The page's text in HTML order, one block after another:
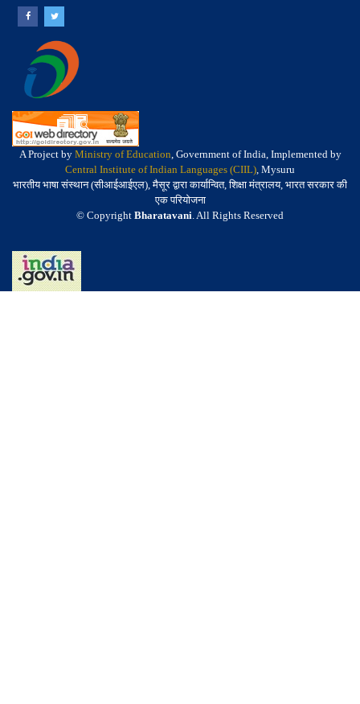
A Project by Ministry of Education, Government of India, Implemented by
Central Institute of Indian Languages (CIIL), Mysuru
भारतीय भाषा संस्थान (सीआईआईएल), मैसूर द्वारा कार्यान्वित, शिक्षा मंत्रालय, भारत सरकार की
एक परियोजना
© Copyright Bharatavani. All Rights Reserved